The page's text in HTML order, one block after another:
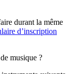
durant la même
d’inscription
musique ?